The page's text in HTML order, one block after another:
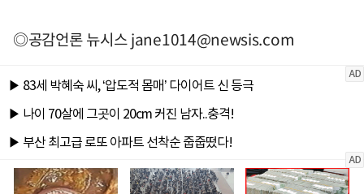
◎공감언론 뉴시스jane1014@newsis.com